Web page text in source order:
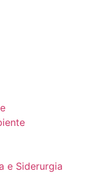
e Siderurgia